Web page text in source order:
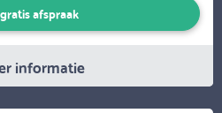
afspraak
informatie